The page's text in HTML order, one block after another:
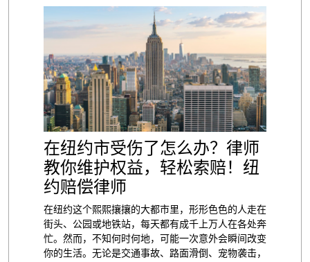
在纽约市受伤了怎么办？律师
教你维护权益，轻松索赔！纽
约赔偿律师
在纽约这个熙熙攘攘的大都市里，形形色色的人走在
街头、公园或地铁站，每天都有成千上万人在各处奔
忙。然而，不知何时何地，可能一次意外会瞬间改变
你的生活。无论是交通事故、路面滑倒、宠物袭击，